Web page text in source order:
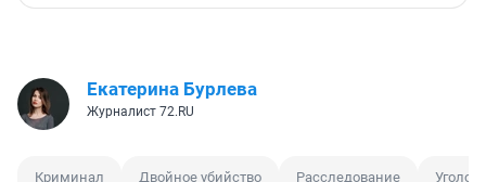
Екатерина Бурлева
Журналист 72.RU
Криминал Двойное убийство Расследование